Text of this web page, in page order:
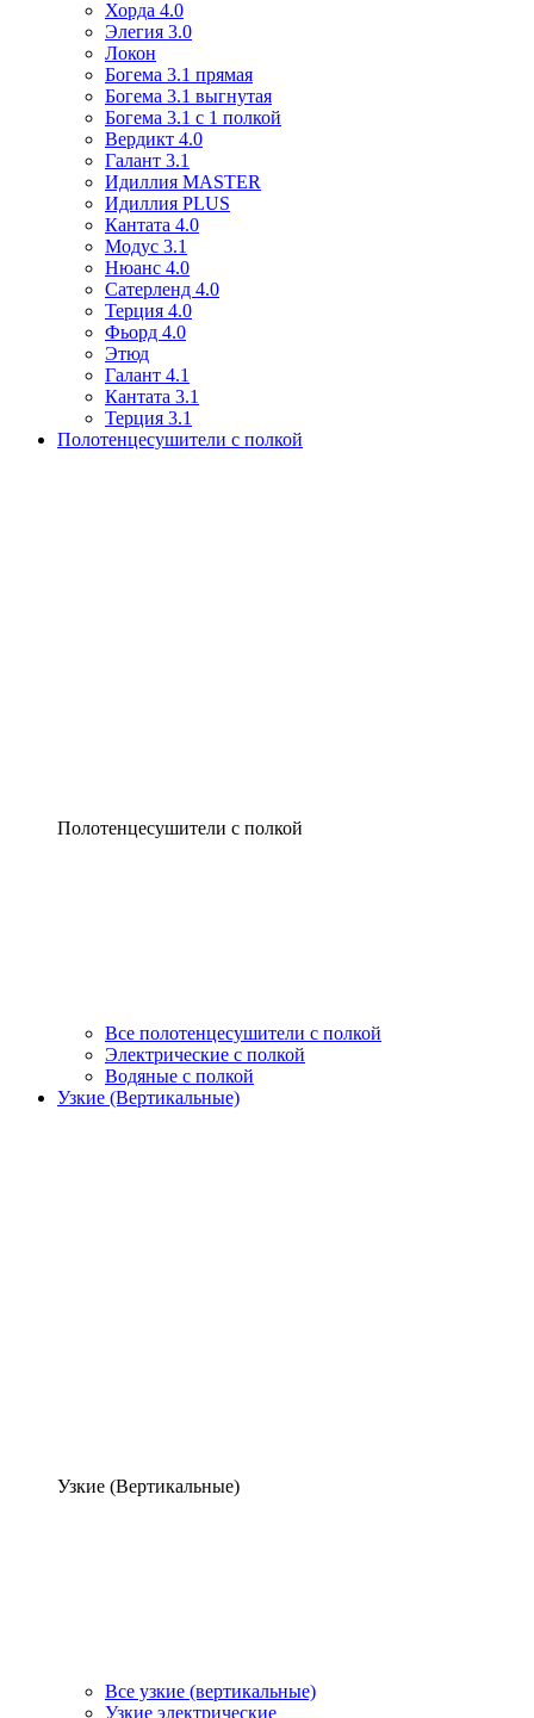
Хорда 4.0
Элегия 3.0
Локон
Богема 3.1 прямая
Богема 3.1 выгнутая
Богема 3.1 с 1 полкой
Вердикт 4.0
Галант 3.1
Идиллия MASTER
Идиллия PLUS
Кантата 4.0
Модус 3.1
Нюанс 4.0
Сатерленд 4.0
Терция 4.0
Фьорд 4.0
Этюд
Галант 4.1
Кантата 3.1
Терция 3.1
Полотенцесушители с полкой
Полотенцесушители с полкой
Все полотенцесушители с полкой
Электрические с полкой
Водяные с полкой
Узкие (Вертикальные)
Узкие (Вертикальные)
Все узкие (вертикальные)
Узкие электрические